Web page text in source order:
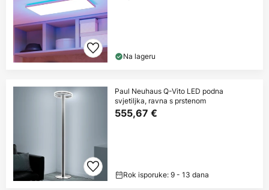
Na lageru
Paul Neuhaus Q-Vito LED podna
svjetiljka, ravna s prstenom
555,67 €
Rok isporuke: 9 - 13 dana